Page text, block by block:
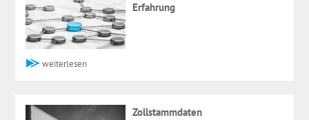
Erfahrung
weiterlesen
Zollstammdaten